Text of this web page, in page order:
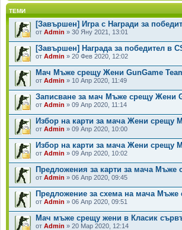
ТЕМИ
[Завършен] Игра с Награди за
от Admin » 30 Яну 2021, 13:01
[Завършен] Награда за победител в
от Admin » 20 Фев 2020, 12:02
Мач Мъже срещу Жени GunGame
от Admin » 10 Апр 2020, 11:49
Записване за мач Мъже срещу Жени
от Admin » 09 Апр 2020, 11:14
Избор на карти за мача Жени срещу
от Admin » 09 Апр 2020, 10:00
Избор на карти за мача Жени срещу
от Admin » 09 Апр 2020, 10:02
Предложения за карти за мача Мъже
от Admin » 06 Апр 2020, 09:45
Предложение за схема на мача
от Admin » 06 Апр 2020, 09:51
Мач мъже срещу жени в Класик
от Admin » 20 Мар 2020, 12:14